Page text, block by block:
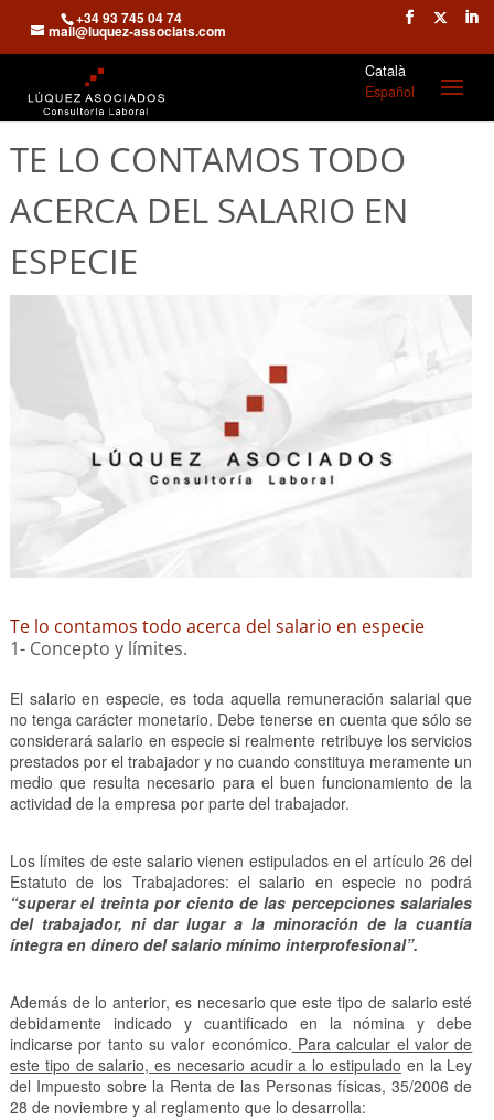
+34 93 745 04 74
mail@luquez-associats.com
Català
Español
TE LO CONTAMOS TODO
ACERCA DEL SALARIO EN
ESPECIE
Te lo contamos todo acerca del salario en especie
1- Concepto y límites.
El salario en especie, es toda aquella remuneración salarial que
no tenga carácter monetario. Debe tenerse en cuenta que sólo se
considerará salario en especie si realmente retribuye los servicios
prestados por el trabajador y no cuando constituya meramente un
medio que resulta necesario para el buen funcionamiento de la
actividad de la empresa por parte del trabajador.
Los límites de este salario vienen estipulados en el artículo 26 del
Estatuto de los Trabajadores: el salario en especie no podrá
“superar el treinta por ciento de las percepciones salariales
del trabajador, ni dar lugar a la minoración de la cuantía
íntegra en dinero del salario mínimo interprofesional”.
Además de lo anterior, es necesario que este tipo de salario esté
debidamente indicado y cuantificado en la nómina y debe
indicarse por tanto su valor económico. Para calcular el valor de
este tipo de salario, es necesario acudir a lo estipulado en la Ley
del Impuesto sobre la Renta de las Personas físicas, 35/2006 de
28 de noviembre y al reglamento que lo desarrolla: